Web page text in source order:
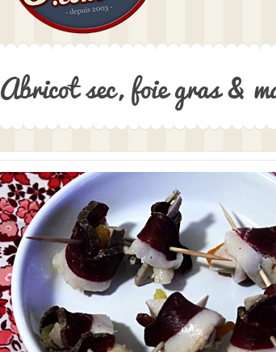
Abricot sec, foie gras &